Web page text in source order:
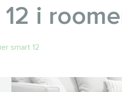
i
smart 12